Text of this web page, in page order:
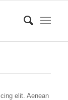
elit. Aenean